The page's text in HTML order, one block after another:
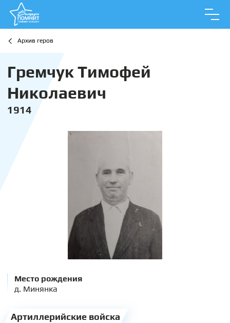
Архив геров
Гремчук Тимофей
Николаевич
1914
Место рождения
д. Минянка
Артиллерийские войска